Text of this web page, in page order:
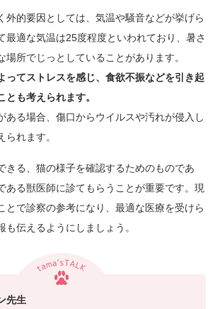
外的要因としては、気温や騒音などが挙げら
最適な気温は25度程度といわれており、暑さ
場所でじっとしていることがあります。
ってストレスを感じ、食欲不振などを引き起
とも考えられます。
ある場合、傷口からウイルスや汚れが侵入し
られます。
きる、猫の様子を確認するためのものであ
ある獣医師に診てもらうことが重要です。現
とで診察の参考になり、最適な医療を受けら
も伝えるようにしましょう。
先生